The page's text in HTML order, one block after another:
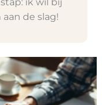
de slag!